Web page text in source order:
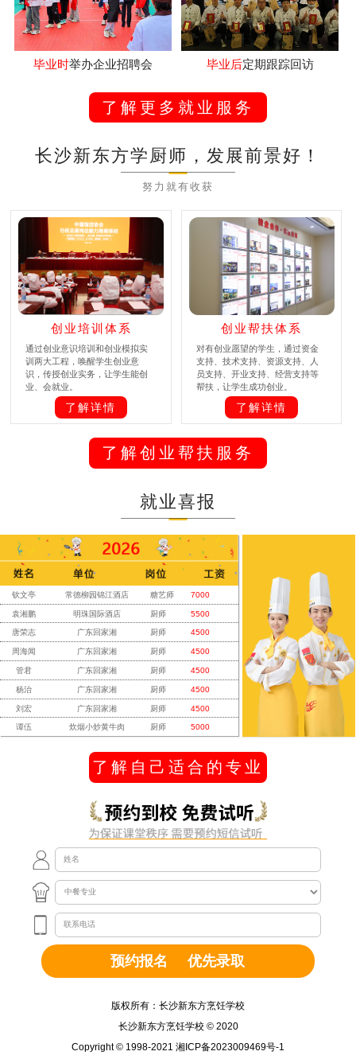
毕业时举办企业招聘会 毕业后定期跟踪回访
了解更多就业服务
长沙新东方学厨师，发展前景好！
努力就有收获
创业培训体系
通过创业意识培训和创业模拟实
训两大工程，唤醒学生创业意
识，传授创业实务，让学生能创
业、会就业。
了解详情
创业帮扶体系
对有创业愿望的学生，通过资金
支持、技术支持、资源支持、人
员支持、开业支持、经营支持等
帮扶，让学生成功创业。
了解详情
了解创业帮扶服务
就业喜报
袁湘鹏 明珠国际酒店 厨师 5500
唐荣志 广东回家湘 厨师 4500
周海闻 广东回家湘 厨师 4500
管君 广东回家湘 厨师 4500
杨治 广东回家湘 厨师 4500
刘宏 广东回家湘 厨师 4500
谭伍 炊烟小炒黄牛肉 厨师 5000
张振兴 炊烟小炒黄牛肉 厨师 5000
墨茉点心局 西点师 4500
墨茉点心局 西点师 4500
墨茉点心局 西点师 4500
墨茉点心局 西点师 4500
墨茉点心局 西点师 4500
郭子琪 墨茉点心局
长沙仟吉 西点师 4500
尹文慧 长沙仟吉
覃礼萍 深圳卡玛王子 西点师 4500
宁波辣得叫 厨师 4700
宁波辣得叫 厨师 4700
厨师 4700
宁波辣得叫 厨师 4700
了解自己适合的专业
版权所有：长沙新东方烹饪学校
长沙新东方烹饪学校 © 2020
Copyright © 1998-2021 湘ICP备2023009469号-1